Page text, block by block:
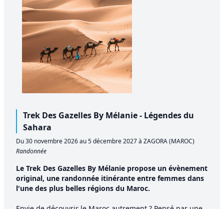
Trek Des Gazelles By Mélanie - Légendes du
Sahara
Du 30 novembre 2026 au 5 décembre 2027 à ZAGORA (MAROC)
Randonnée
Le Trek Des Gazelles By Mélanie propose un évènement
original, une randonnée itinérante entre femmes dans
l'une des plus belles régions du Maroc.